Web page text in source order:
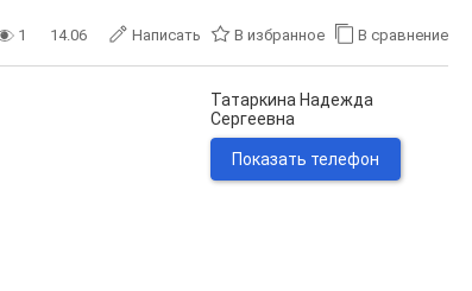
1 14.06 Написать В избранное В сравнение
Татаркина Надежда
Сергеевна
Показать телефон